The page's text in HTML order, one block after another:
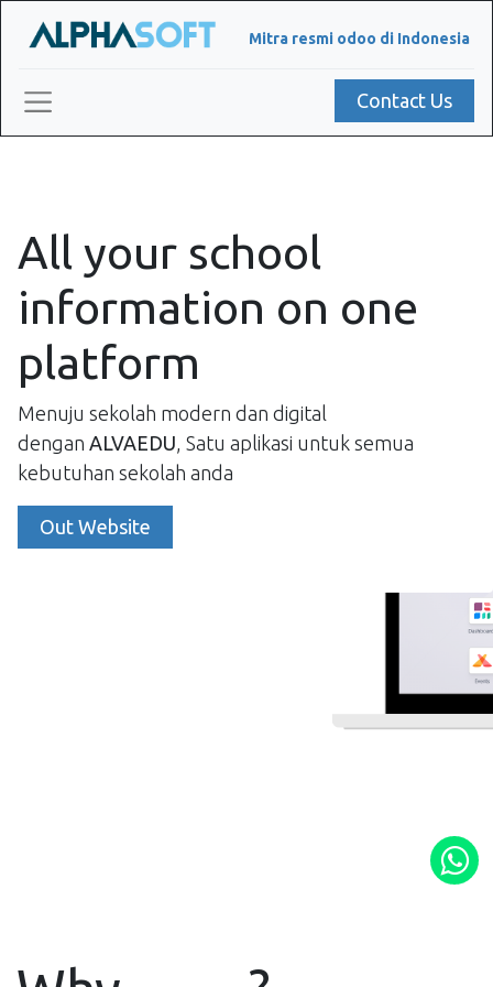
Mitra resmi odoo di Indonesia
Contact Us
All your school
information on one
platform
Menuju sekolah modern dan digital
dengan ALVAEDU , Satu aplikasi untuk semua
kebutuhan sekolah anda
Out Website